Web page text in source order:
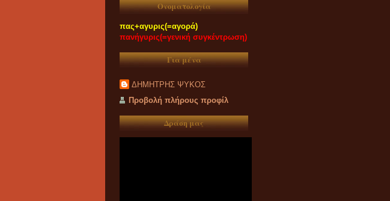
Ονοματολογία
πας+αγυρις(=αγορά)
πανήγυρις(=γενική συγκέντρωση)
Για μένα
ΔΗΜΗΤΡΗΣ ΨΥΚΟΣ
Προβολή πλήρους προφίλ
Δράση μας